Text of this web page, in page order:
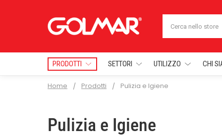
PRODOTTI SETTORI UTILIZZO CHI
Home Prodotti Pulizia e Igiene
Pulizia e Igiene